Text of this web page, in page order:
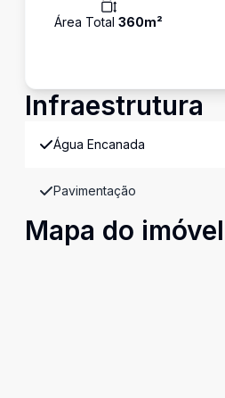
Área Total 360m²
Infraestrutura
Água Encanada
Pavimentação
Mapa do imóvel